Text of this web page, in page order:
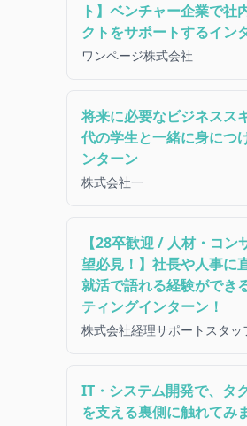
ト】ベンチャー企業で社
クトをサポートするイン
ワンページ株式会社
将来に必要なビジネスス
代の学生と一緒に身につ
ンターン
株式会社一
【28卒歓迎 / 人材・コン
望必見！】社長や人事に
就活で語れる経験ができ
ティングインターン！
株式会社経理サポートスタッ
IT・システム開発で、タ
を支える裏側に触れてみ